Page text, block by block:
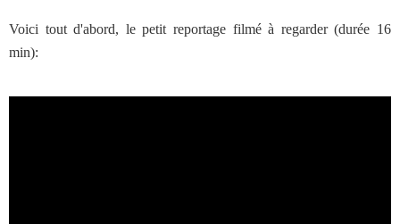
Voici tout d'abord, le petit reportage filmé à regarder (durée 16
min):